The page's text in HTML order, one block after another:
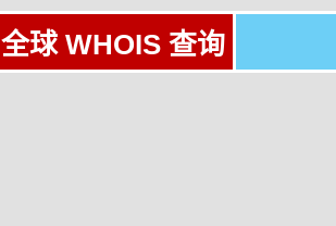
全球 WHOIS 查询